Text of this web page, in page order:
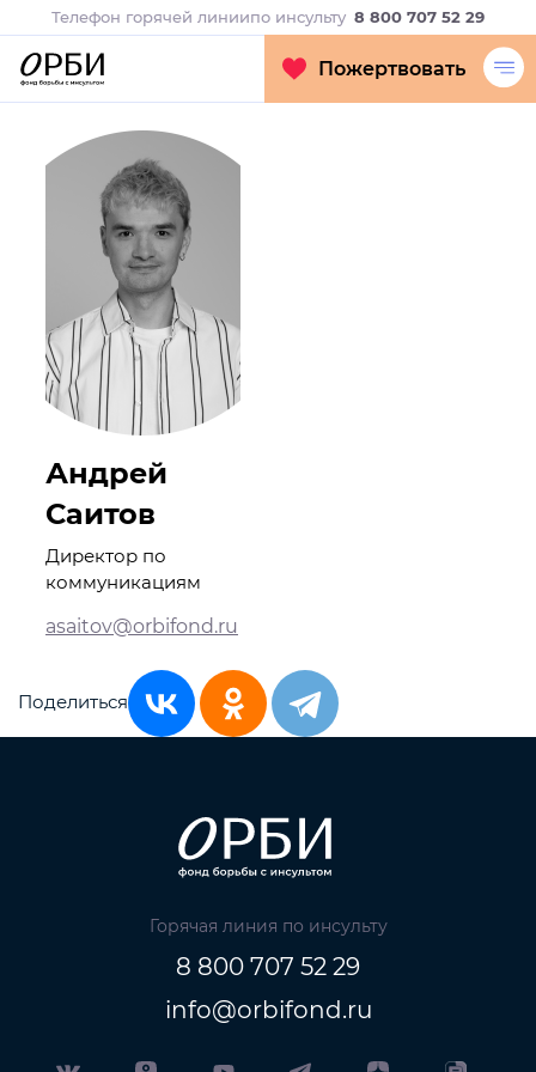
Телефон горячей линиипо инсульту 8 800 707 52 29
Пожертвовать
Андрей
Саитов
Директор по
коммуникациям
asaitov@orbifond.ru
Поделиться
Горячая линия по инсульту
8 800 707 52 29
info@orbifond.ru